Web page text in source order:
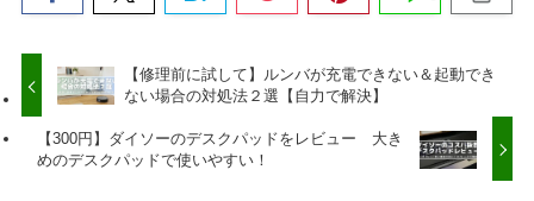
【修理前に試して】ルンバが充電できない＆起動でき
ない場合の対処法２選【自力で解決】
【300円】ダイソーのデスクパッドをレビュー 大き
めのデスクパッドで使いやすい！